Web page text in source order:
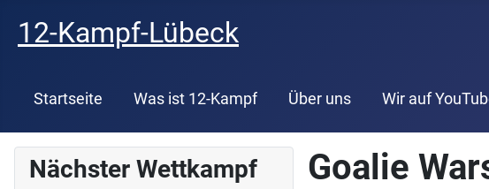
12-Kampf-Lübeck
Startseite Was ist 12-Kampf Über uns Wir auf
Nächster Wettkampf Goalie